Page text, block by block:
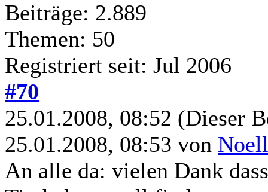
Beiträge: 2.889
Themen: 50
Registriert seit: Jul 2006
#70
25.01.2008, 08:52 (Dieser
25.01.2008, 08:53 von
An alle da: vielen Dank